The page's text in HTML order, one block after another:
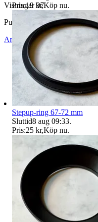
Visningar 97
Publicerad
30 maj 20:01
Anmäl Sälj liknande
Pris:19 kr,Köp nu.
Stepup-ring 67-72 mm
Sluttid8 aug 09:33.
Pris:25 kr,Köp nu.